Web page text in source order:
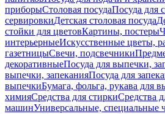
приборыСтоловая посудаПосуда для
сервировкиДетская столовая посуда
стойки для цветовКартины, постеры
интерьерныеИскусственные цветы,
газетницыСвечи, подсвечники
декоративныеПосуда для выпечки,
выпечки, запеканияПосуда для
выпечкиБумага, фольга, рукава для
химияСредства для стиркиСредства
машинУниверсальные, специальные